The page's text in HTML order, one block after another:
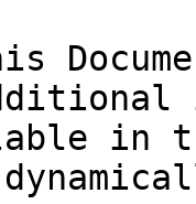
in